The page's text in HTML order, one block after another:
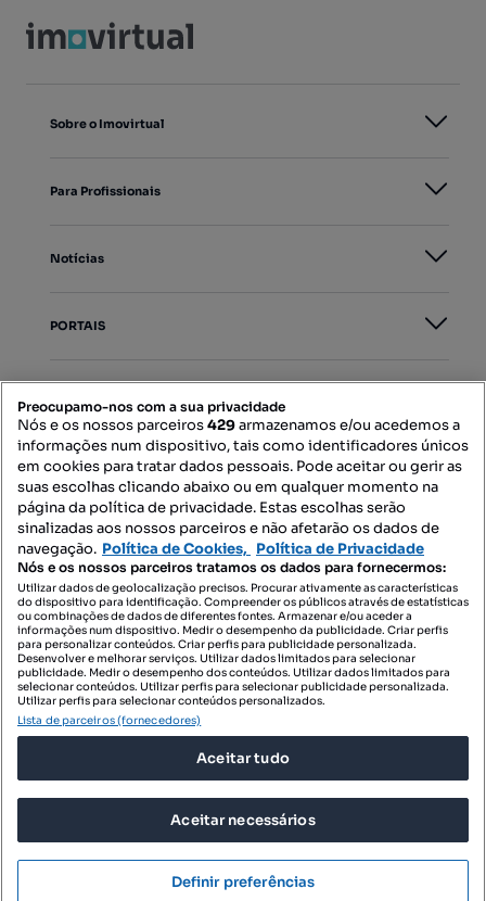
Mensagens
Sobre o Imovirtual
Para Profissionais
Notícias
PORTAIS
Contacte-nos
SIGA-NOS:
DESCARREGAR NA:
© 2026 Imovirtual.com, OLX Portugal, S.A.
POLÍTICA DE PRIVACIDADE
Preocupamo-nos com a sua privacidade
Nós e os nossos parceiros429armazenamos e/ou acedemos a
informações num dispositivo, tais como identificadores únicos
em cookies para tratar dados pessoais. Pode aceitar ou gerir as
suas escolhas clicando abaixo ou em qualquer momento na
página da política de privacidade. Estas escolhas serão
sinalizadas aos nossos parceiros e não afetarão os dados de
navegação. Política de Cookies, Política de Privacidade
Nós e os nossos parceiros tratamos os dados para fornecermos:
Utilizar dados de geolocalização precisos. Procurar ativamente as características
do dispositivo para identificação. Compreender os públicos através de estatísticas
ou combinações de dados de diferentes fontes. Armazenar e/ou aceder a
informações num dispositivo. Medir o desempenho da publicidade. Criar perfis
para personalizar conteúdos. Criar perfis para publicidade personalizada.
Desenvolver e melhorar serviços. Utilizar dados limitados para selecionar
publicidade. Medir o desempenho dos conteúdos. Utilizar dados limitados para
selecionar conteúdos. Utilizar perfis para selecionar publicidade personalizada.
Utilizar perfis para selecionar conteúdos personalizados.
Lista de parceiros (fornecedores)
Aceitar tudo
Aceitar necessários
Definir preferências